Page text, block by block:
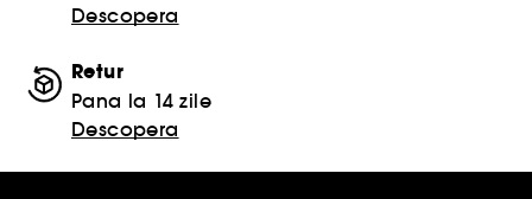
Descopera
Retur
Pana la 14 zile
Descopera